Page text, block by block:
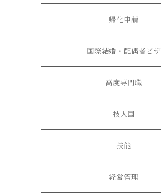
帰化申請
国際結婚・配偶者ビザ
高度専門職
技人国
技能
経営管理